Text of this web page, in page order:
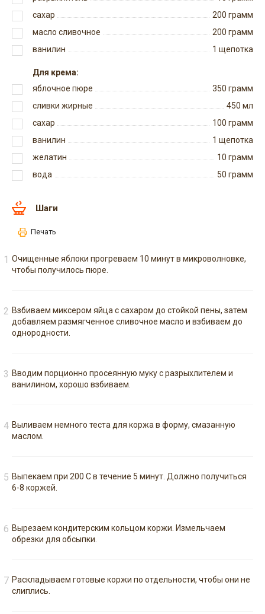
сахар
200 грамм
масло сливочное
200 грамм
ванилин
1 щепотка
Для крема:
яблочное пюре
350 грамм
сливки жирные
450 мл
сахар
100 грамм
ванилин
1 щепотка
желатин
10 грамм
вода
50 грамм
Шаги
Печать
Очищенные яблоки прогреваем 10 минут в микроволновке,
чтобы получилось пюре.
Взбиваем миксером яйца с сахаром до стойкой пены, затем
добавляем размягченное сливочное масло и взбиваем до
однородности.
Вводим порционно просеянную муку с разрыхлителем и
ванилином, хорошо взбиваем.
Выливаем немного теста для коржа в форму, смазанную
маслом.
Выпекаем при 200 С в течение 5 минут. Должно получиться
6-8 коржей.
Вырезаем кондитерским кольцом коржи. Измельчаем
обрезки для обсыпки.
Раскладываем готовые коржи по отдельности, чтобы они не
слиплись.